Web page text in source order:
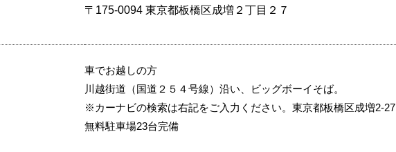
〒175-0094 東京都板橋区成増２丁目２７
車でお越しの方
川越街道（国道２５４号線）沿い、ビッグボーイそば。
※カーナビの検索は右記をご入力ください。東京都板橋区成増2-27
無料駐車場23台完備